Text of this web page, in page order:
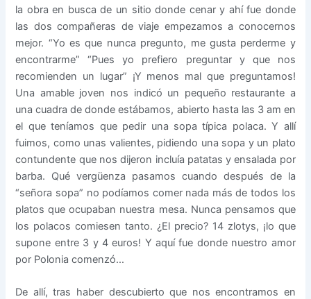
la obra en busca de un sitio donde cenar y ahí fue donde
las dos compañeras de viaje empezamos a conocernos
mejor. “Yo es que nunca pregunto, me gusta perderme y
encontrarme” “Pues yo prefiero preguntar y que nos
recomienden un lugar” ¡Y menos mal que preguntamos!
Una amable joven nos indicó un pequeño restaurante a
una cuadra de donde estábamos, abierto hasta las 3 am en
el que teníamos que pedir una sopa típica polaca. Y allí
fuimos, como unas valientes, pidiendo una sopa y un plato
contundente que nos dijeron incluía patatas y ensalada por
barba. Qué vergüenza pasamos cuando después de la
“señora sopa” no podíamos comer nada más de todos los
platos que ocupaban nuestra mesa. Nunca pensamos que
los polacos comiesen tanto. ¿El precio? 14 zlotys, ¡lo que
supone entre 3 y 4 euros! Y aquí fue donde nuestro amor
por Polonia comenzó…
De allí, tras haber descubierto que nos encontramos en